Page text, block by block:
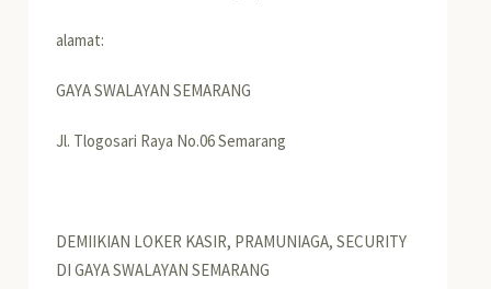
alamat:
GAYA SWALAYAN SEMARANG
Jl. Tlogosari Raya No.06 Semarang
DEMIIKIAN LOKER KASIR, PRAMUNIAGA, SECURITY
DI GAYA SWALAYAN SEMARANG